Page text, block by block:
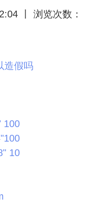
丨 浏览次数：
造假吗
100
10